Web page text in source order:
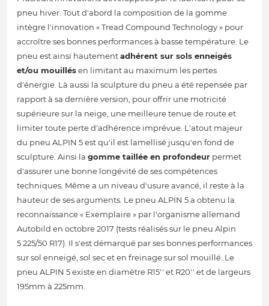
pneu hiver. Tout d'abord la composition de la gomme
intègre l'innovation « Tread Compound Technology » pour
accroître ses bonnes performances à basse température. Le
pneu est ainsi hautementadhérent sur sols enneigés
et/ou mouillésen limitant au maximum les pertes
d'énergie. Là aussi la sculpture du pneu a été repensée par
rapport à sa dernière version, pour offrir une motricité
supérieure sur la neige, une meilleure tenue de route et
limiter toute perte d'adhérence imprévue. L'atout majeur
du pneu ALPIN 5 est qu'il est lamellisé jusqu'en fond de
sculpture. Ainsi la gomme taillée en profondeur permet
d'assurer une bonne longévité de ses compétences
techniques. Même a un niveau d'usure avancé, il reste à la
hauteur de ses arguments. Le pneu ALPIN 5 a obtenu la
reconnaissance « Exemplaire » par l'organisme allemand
Autobild en octobre 2017 (tests réalisés sur le pneu Alpin
5 225/50 R17). Il s'est démarqué par ses bonnes performances
sur sol enneigé, sol sec et en freinage sur sol mouillé. Le
pneu ALPIN 5 existe en diamètre R15'' et R20'' et de largeurs
195mm à 225mm.